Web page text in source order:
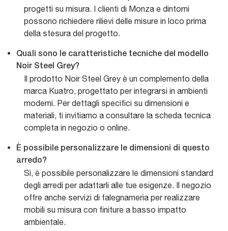
progetti su misura. I clienti di Monza e dintorni
possono richiedere rilievi delle misure in loco prima
della stesura del progetto.
Quali sono le caratteristiche tecniche del modello
Noir Steel Grey?
Il prodotto Noir Steel Grey è un complemento della
marca Kuatro, progettato per integrarsi in ambienti
moderni. Per dettagli specifici su dimensioni e
materiali, ti invitiamo a consultare la scheda tecnica
completa in negozio o online.
È possibile personalizzare le dimensioni di questo
arredo?
Sì, è possibile personalizzare le dimensioni standard
degli arredi per adattarli alle tue esigenze. Il negozio
offre anche servizi di falegnameria per realizzare
mobili su misura con finiture a basso impatto
ambientale.